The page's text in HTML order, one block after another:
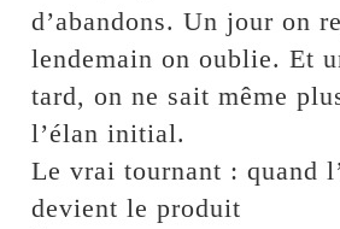
d’abandons. Un jour on
lendemain on oublie. Et
tard, on ne sait même
l’élan initial.
Le vrai tournant : quand
devient le produit